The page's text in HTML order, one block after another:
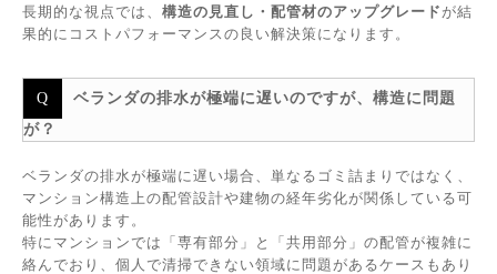
長期的な視点では、 構造の見直し・配管材のアップグレードが結
果的にコストパフォーマンスの良い解決策になります。
ベランダの排水が極端に遅いのですが、構造に問題
が？
ベランダの排水が極端に遅い場合、単なるゴミ詰まりではなく、
マンション構造上の配管設計や建物の経年劣化が関係している可
能性があります。
特にマンションでは「専有部分」と「共用部分」の配管が複雑に
絡んでおり、個人で清掃できない領域に問題があるケースもあり